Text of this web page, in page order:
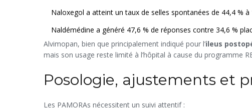
Naloxegol a atteint un taux de selles spontanées de 44,4 %
Naldémédine a généré 47,6 % de réponses contre 34,6 %
Alvimopan, bien que principalement indiqué pour l’ileus
mais son usage reste limité à l’hôpital à cause du programme
Posologie, ajustements et
Les PAMORAs nécessitent un suivi attentif :